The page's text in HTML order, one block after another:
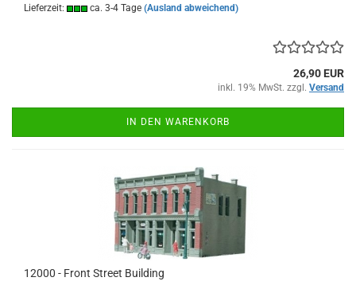
Lieferzeit: ca. 3-4 Tage (Ausland abweichend)
26,90 EUR
inkl. 19% MwSt. zzgl. Versand
IN DEN WARENKORB
12000 - Front Street Building